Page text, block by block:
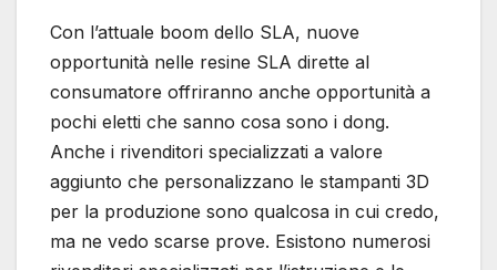
Con l’attuale boom dello SLA, nuove
opportunità nelle resine SLA dirette al
consumatore offriranno anche opportunità a
pochi eletti che sanno cosa sono i dong.
Anche i rivenditori specializzati a valore
aggiunto che personalizzano le stampanti 3D
per la produzione sono qualcosa in cui credo,
ma ne vedo scarse prove. Esistono numerosi